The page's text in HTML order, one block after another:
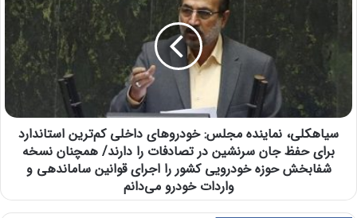
سیاهکلی، نماینده مجلس: خودرو‌های داخلی کم‌ترین استاندارد
برای حفظ جان سرنشین در تصادفات را دارند/ همچنان نسخه
شفابخش حوزه خودرویی کشور را اجرای قوانین ساماندهی و
واردات خودرو می‌دانم